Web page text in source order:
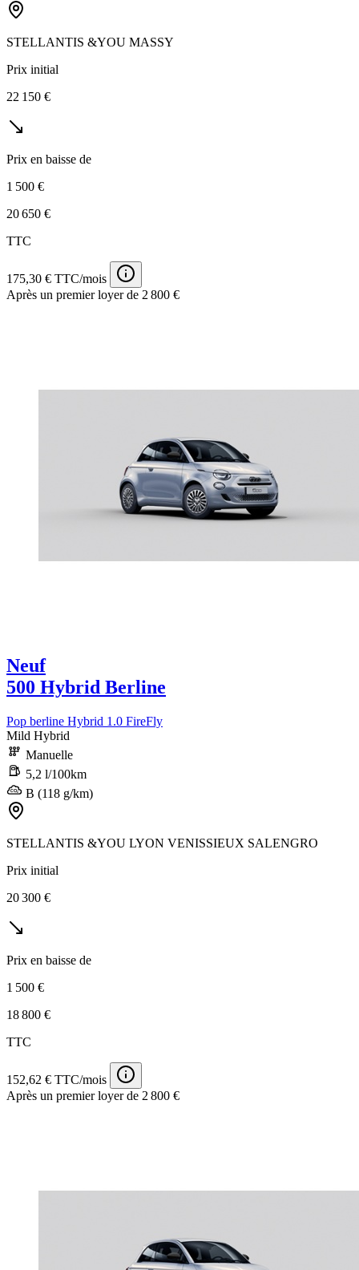
STELLANTIS &YOU MASSY
Prix initial
22 150 €
Prix en baisse de
1 500 €
20 650 €
TTC
175,30 € TTC/mois
Après un premier loyer de 2 800 €
Neuf
500 Hybrid Berline
Pop berline Hybrid 1.0 FireFly
Mild Hybrid
Manuelle
5,2 l/100km
B (118 g/km)
STELLANTIS &YOU LYON VENISSIEUX SALENGRO
Prix initial
20 300 €
Prix en baisse de
1 500 €
18 800 €
TTC
152,62 € TTC/mois
Après un premier loyer de 2 800 €